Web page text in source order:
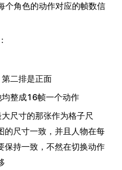
角色的动作对应的帧数信
二排是正面
整成16帧一个动作
尺寸的那张作为格子尺
的尺寸一致，并且人物在每
保持一致，不然在切换动作